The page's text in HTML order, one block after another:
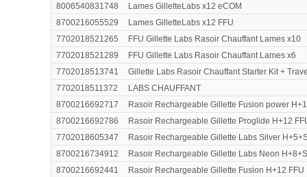
8006540831748
Lames GilletteLabs x12 eCOM
8700216055529
Lames GilletteLabs x12 FFU
7702018521265
FFU Gillette Labs Rasoir Chauffant Lames x10
7702018521289
FFU Gillette Labs Rasoir Chauffant Lames x6
7702018513741
Gillette Labs Rasoir Chauffant Starter Kit +
7702018511372
LABS CHAUFFANT
8700216692717
Rasoir Rechargeable Gillette Fusion power
8700216692786
Rasoir Rechargeable Gillette Proglide H+12
7702018605347
Rasoir Rechargeable Gillette Labs Silver
8700216734912
Rasoir Rechargeable Gillette Labs Neon
8700216692441
Rasoir Rechargeable Gillette Fusion H+12 FFU